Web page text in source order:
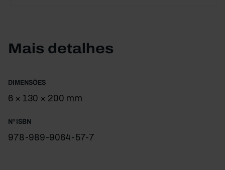
Mais detalhes
DIMENSÕES
6 × 130 × 200 mm
Nº ISBN
978-989-9064-57-7